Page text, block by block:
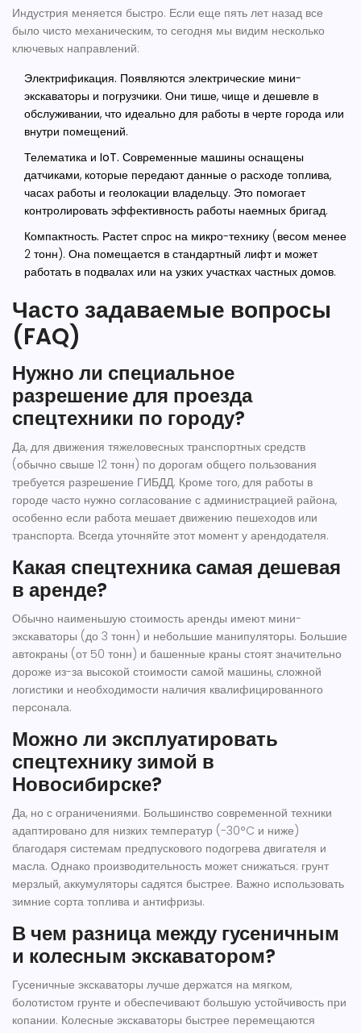
Индустрия меняется быстро. Если еще пять лет назад все
было чисто механическим, то сегодня мы видим несколько
ключевых направлений:
Электрификация. Появляются электрические мини-
экскаваторы и погрузчики. Они тише, чище и дешевле в
обслуживании, что идеально для работы в черте города или
внутри помещений.
Телематика и IoT. Современные машины оснащены
датчиками, которые передают данные о расходе топлива,
часах работы и геолокации владельцу. Это помогает
контролировать эффективность работы наемных бригад.
Компактность. Растет спрос на микро-технику (весом менее
2 тонн). Она помещается в стандартный лифт и может
работать в подвалах или на узких участках частных домов.
Часто задаваемые вопросы
(FAQ)
Нужно ли специальное
разрешение для проезда
спецтехники по городу?
Да, для движения тяжеловесных транспортных средств
(обычно свыше 12 тонн) по дорогам общего пользования
требуется разрешение ГИБДД. Кроме того, для работы в
городе часто нужно согласование с администрацией района,
особенно если работа мешает движению пешеходов или
транспорта. Всегда уточняйте этот момент у арендодателя.
Какая спецтехника самая дешевая
в аренде?
Обычно наименьшую стоимость аренды имеют мини-
экскаваторы (до 3 тонн) и небольшие манипуляторы. Большие
автокраны (от 50 тонн) и башенные краны стоят значительно
дороже из-за высокой стоимости самой машины, сложной
логистики и необходимости наличия квалифицированного
персонала.
Можно ли эксплуатировать
спецтехнику зимой в
Новосибирске?
Да, но с ограничениями. Большинство современной техники
адаптировано для низких температур (-30°C и ниже)
благодаря системам предпускового подогрева двигателя и
масла. Однако производительность может снижаться: грунт
мерзлый, аккумуляторы садятся быстрее. Важно использовать
зимние сорта топлива и антифризы.
В чем разница между гусеничным
и колесным экскаватором?
Гусеничные экскаваторы лучше держатся на мягком,
болотистом грунте и обеспечивают большую устойчивость при
копании. Колесные экскаваторы быстрее перемещаются